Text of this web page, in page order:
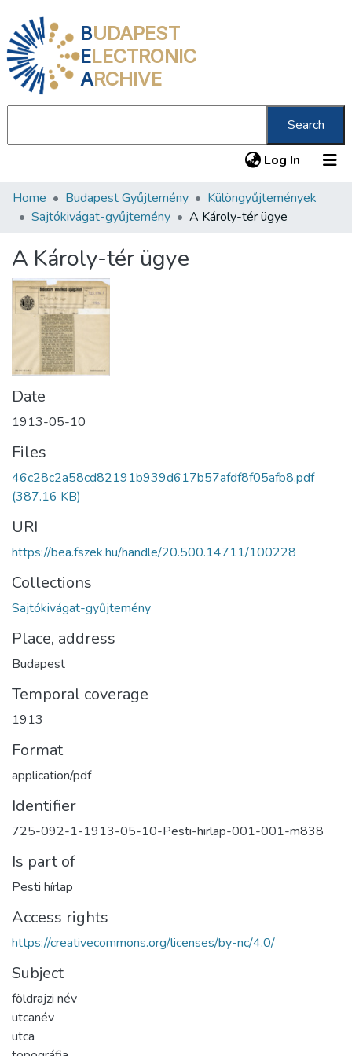
BUDAPEST
ELECTRONIC
ARCHIVE
Search
Log In (current)
Communities & Collections
Statistics
About us
Home Budapest Gyűjtemény
Különgyűjtemények
Sajtókivágat-gyűjtemény
A Károly-tér ügye
A Károly-tér ügye
Date
1913-05-10
Files
46c28c2a58cd82191b939d617b57afdf8f05afb8.pdf
(387.16 KB)
URI
https://bea.fszek.hu/handle/20.500.14711/100228
Collections
Sajtókivágat-gyűjtemény
Place, address
Budapest
Temporal coverage
1913
Format
application/pdf
Identifier
725-092-1-1913-05-10-Pesti-hirlap-001-001-m838
Is part of
Pesti hírlap
Access rights
https://creativecommons.org/licenses/by-nc/4.0/
Subject
földrajzi név
utcanév
utca